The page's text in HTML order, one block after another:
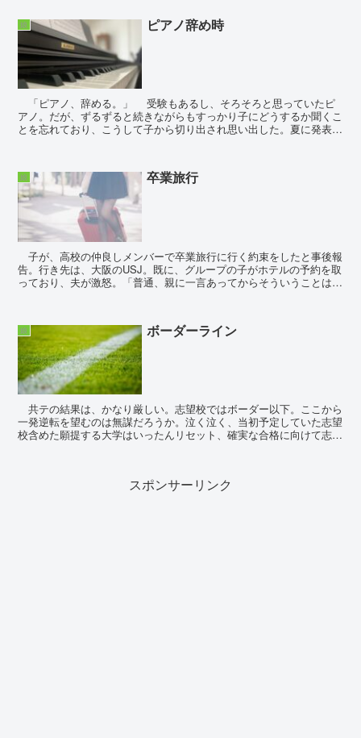
娘 ピアノ辞め時
「ピアノ、辞める。」 受験もあるし、そろそろと思っていたピ
アノ。だが、ずるずると続きながらもすっかり子にどうするか聞くこ
とを忘れており、こうして子から切り出され思い出した。夏に発表会
娘 卒業旅行
子が、高校の仲良しメンバーで卒業旅行に行く約束をしたと事後報
告。行き先は、大阪のUSJ。既に、グループの子がホテルの予約を取
っており、夫が激怒。「普通、親に一言あってからそういうことは決
娘 ボーダーライン
共テの結果は、かなり厳しい。志望校ではボーダー以下。ここから
一発逆転を望むのは無謀だろうか。泣く泣く、当初予定していた志望
校含めた願提する大学はいったんリセット、確実な合格に向けて志望
スポンサーリンク